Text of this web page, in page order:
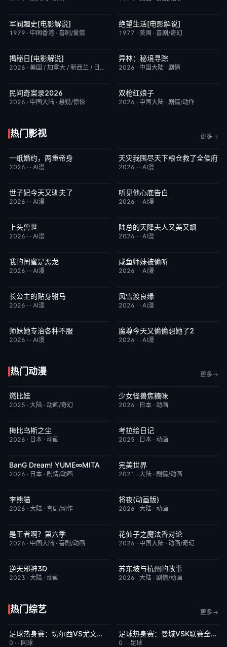
已完结
军阀趣史[电影解说]
1979 · 中国香港 · 喜剧/爱情
已完结
绝望生活[电影解说]
1977 · 美国 · 喜剧/奇幻
已完结
揭秘日[电影解说]
2026 · 美国 / 加拿大 / 新西兰 / 日本 剧情/科幻
昨日更新
异林：秘境寻踪
2026 · 中国大陆 · 剧情
更新至下集
民间奇案录2026
2026 · 中国大陆 · 悬疑/惊悚
昨日更新
双枪红娘子
2026 · 中国大陆 · 剧情/动作
热门影视 更多
完结
一纸婚约，两重帝身
2026 · · AI漫
完结 2.0
天灾我囤尽天下粮仓救了全侯府
2026 · · AI漫
完结
世子妃今天又驯夫了
2026 · · AI漫
完结
听见他心底告白
2026 · · AI漫
完结
上头兽世
2026 · · AI漫
完结
陆总的天降夫人又美又飒
2026 · · AI漫
完结
我的闺蜜是恶龙
2026 · · AI漫
完结
咸鱼师妹被偷听
2026 · · AI漫
完结
长公主的贴身驸马
2026 · · AI漫
完结
风雪渡良缘
2026 · · AI漫
完结
师妹她专治各种不服
2026 · · AI漫
完结
魔尊今天又偷偷想她了2
2026 · · AI漫
热门动漫 更多
HD国语
燃比娃
2025 · 大陆 · 动画/奇幻
更新至第06集
少女怪兽焦糖味
2026 · 日本 · 动画
更新至第05集
梅比乌斯之尘
2026 · 日本 · 动画
更新至第43集
考拉绘日记
2025 · 日本 · 动画
更新至第08集 7.0
BanG Dream! YUME∞MITA
2026 · 日本 · 剧情/动画
更新至第281集
完美世界
2021 · 大陆 · 剧情/动画
更新至第4集
李熊猫
2026 · 大陆 · 喜剧/动作
更新至第17集
将夜(动画版)
2026 · 大陆 · 动画
更新至第4集
是王者啊？第六季
2026 · 中国大陆 · 喜剧/动画
更新至第20集
花仙子之魔法香对论
2026 · 中国大陆 · 动画/奇幻
更新至第49集
逆天邪神3D
2023 · 大陆 · 动画
更新至第16集
苏东坡与杭州的故事
2026 · 大陆 · 剧情/动画
热门综艺 更多
今日更新 5.0
足球热身赛：切尔西VS尤文图斯20260805
0 · · 网球
今日更新 8.0足球热身赛：曼城VSK联赛全明星20260805
0 · · 足球